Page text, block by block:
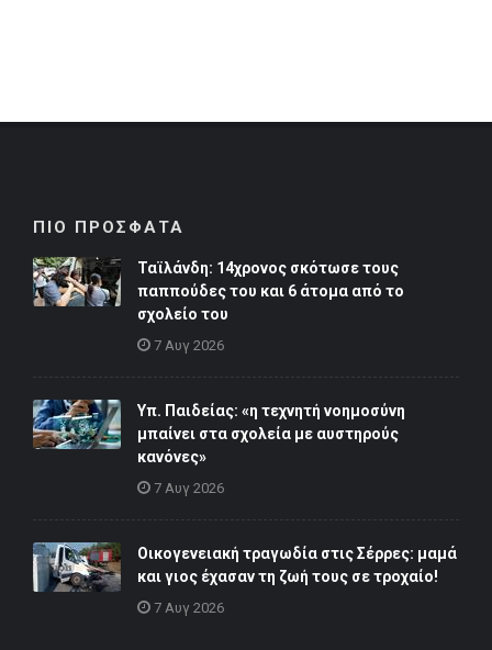
ΠΙΟ ΠΡΟΣΦΑΤΑ
Ταϊλάνδη: 14χρονος σκότωσε τους
παππούδες του και 6 άτομα από το
σχολείο του
7 Αυγ 2026
Υπ. Παιδείας: «η τεχνητή νοημοσύνη
μπαίνει στα σχολεία με αυστηρούς
κανόνες»
7 Αυγ 2026
Οικογενειακή τραγωδία στις Σέρρες: μαμά
και γιος έχασαν τη ζωή τους σε τροχαίο!
7 Αυγ 2026